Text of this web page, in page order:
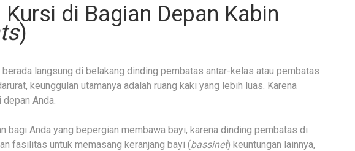
di Bagian Depan Kabin
)
langsung di belakang dinding pembatas antar-kelas atau pembatas
keunggulan utamanya adalah ruang kaki yang lebih luas. Karena
Anda.
bagi Anda yang bepergian membawa bayi, karena dinding pembatas di
fasilitas untuk memasang keranjang bayi (bassinet) keuntungan lainnya,